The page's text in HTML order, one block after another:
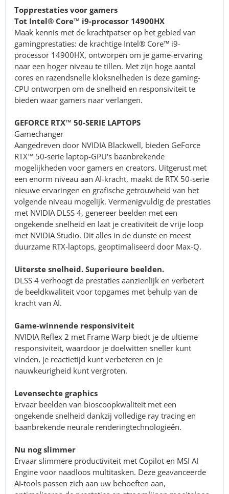
Topprestaties voor gamers
Tot Intel® Core™ i9-processor 14900HX
Maak kennis met de krachtpatser op het gebied van
gamingprestaties: de krachtige Intel® Core™ i9-
processor 14900HX, ontworpen om je game-ervaring
naar een hoger niveau te tillen. Met zijn hoge aantal
cores en razendsnelle kloksnelheden is deze gaming-
CPU ontworpen om de snelheid en responsiviteit te
bieden waar gamers naar verlangen.
GEFORCE RTX™ 50-SERIE LAPTOPS
Gamechanger
Aangedreven door NVIDIA Blackwell, bieden GeForce
RTX™ 50-serie laptop-GPU's baanbrekende
mogelijkheden voor gamers en creators. Uitgerust met
een enorm niveau aan AI-kracht, maakt de RTX 50-serie
nieuwe ervaringen en grafische getrouwheid van het
volgende niveau mogelijk. Vermenigvuldig de prestaties
met NVIDIA DLSS 4, genereer beelden met een
ongekende snelheid en laat je creativiteit de vrije loop
met NVIDIA Studio. Dit alles in de dunste en meest
duurzame RTX-laptops, geoptimaliseerd door Max-Q.
Uiterste snelheid. Superieure beelden.
DLSS 4 verhoogt de prestaties aanzienlijk en verbetert
de beeldkwaliteit voor topgames met behulp van de
kracht van AI.
Game-winnende responsiviteit
NVIDIA Reflex 2 met Frame Warp biedt je de ultieme
responsiviteit, waardoor je doelwitten sneller kunt
vinden, je reactietijd kunt verbeteren en je
nauwkeurigheid kunt vergroten.
Levensechte graphics
Ervaar beelden van bioscoopkwaliteit met een
ongekende snelheid dankzij volledige ray tracing en
baanbrekende neurale renderingtechnologieën.
Nu nog slimmer
Ervaar slimmere productiviteit met Copilot en MSI AI
Engine voor naadloos multitasken. Deze geavanceerde
AI-tools passen zich aan uw behoeften aan,